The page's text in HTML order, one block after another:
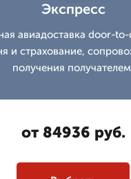
Экспресс
авиадоставка door-
и страхование,
получения
от 84936 руб.